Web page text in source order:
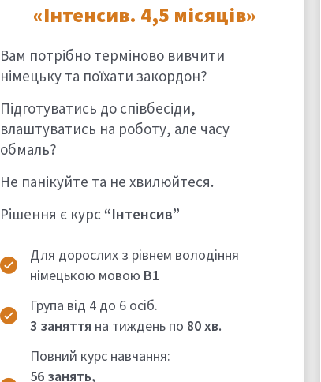
«Інтенсив. 4,5 місяців»
Вам потрібно терміново вивчити
німецьку та поїхати закордон?
Підготуватись до співбесіди,
влаштуватись на роботу, але часу
обмаль?
Не панікуйте та не хвилюйтеся.
Рішення є курс “Інтенсив”
Для дорослих з рівнем володіння
німецькою мовою B1
Група від 4 до 6 осіб.
3 заняття на тиждень по 80 хв.
Повний курс навчання:
56 занять,